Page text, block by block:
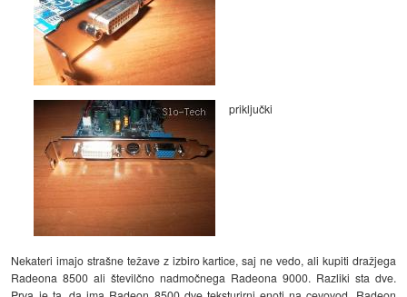
priključki
Nekateri imajo strašne težave z izbiro kartice, saj ne vedo, ali kupiti dražjega
Radeona 8500 ali številčno nadmočnega Radeona 9000. Razliki sta dve.